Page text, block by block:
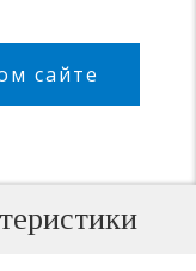
сайте